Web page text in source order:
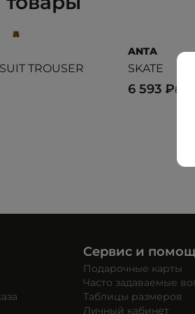
TROUSER
ANTA
SKATE
8
6 593 ₽
Сервис и
Подарочные карты
Часто задаваемые
Таблицы размеров
Личный кабинет